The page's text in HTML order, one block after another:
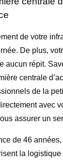
de votre
De plus,
aucun répit.
centrale
de la
avec
assurer un
de 46
la logistique